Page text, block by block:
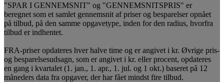
"SPAR I GENNEMSNIT" og "GENNEMSNITSPRIS" er
beregnet som et samlet gennemsnit af priser og besparelser opnået
på tilbud, på den samme opgavetype, inden for den radius, hvorfra
tilbud er indhentet.
FRA-priser opdateres hver halve time og er angivet i kr. Øvrige pris-
og besparelsesudsagn, som er angivet i kr. eller procent, opdateres
en gang i kvartalet (1. jan., 1. apr., 1. jul. og 1 okt.) baseret på 12
måneders data fra opgaver, der har fået mindst fire tilbud.